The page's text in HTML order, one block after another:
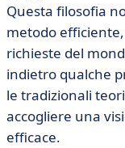
Questa filosofia
metodo
richieste del
indietro qualche
le tradizionali
accogliere una
efficace.